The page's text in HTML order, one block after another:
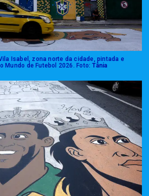
Isabel, zona norte da cidade, pintada e
Mundo de Futebol 2026. Foto:Tânia